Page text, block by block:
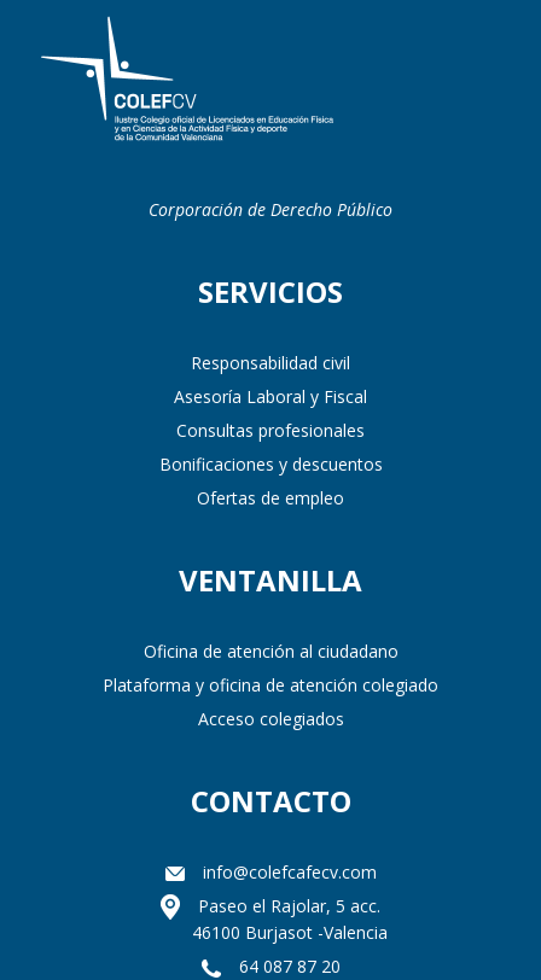
Corporación de Derecho Público
SERVICIOS
Responsabilidad civil
Asesoría Laboral y Fiscal
Consultas profesionales
Bonificaciones y descuentos
Ofertas de empleo
VENTANILLA
Oficina de atención al ciudadano
Plataforma y oficina de atención colegiado
Acceso colegiados
CONTACTO
info@colefcafecv.com
Paseo el Rajolar, 5 acc.
46100 Burjasot -Valencia
64 087 87 20